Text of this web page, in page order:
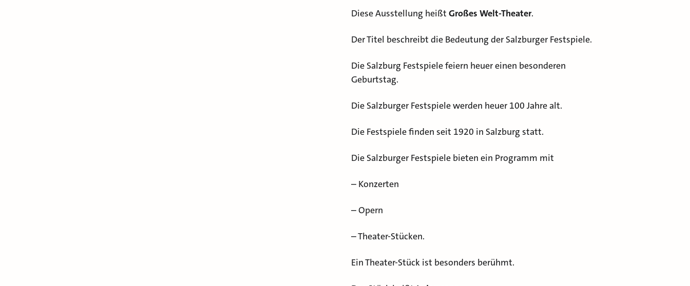
Diese Ausstellung heißt Großes Welt-Theater.
Der Titel beschreibt die Bedeutung der Salzburger Festspiele.
Die Salzburg Festspiele feiern heuer einen besonderen
Geburtstag.
Die Salzburger Festspiele werden heuer 100 Jahre alt.
Die Festspiele finden seit 1920 in Salzburg statt.
Die Salzburger Festspiele bieten ein Programm mit
– Konzerten
– Opern
– Theater-Stücken.
Ein Theater-Stück ist besonders berühmt.